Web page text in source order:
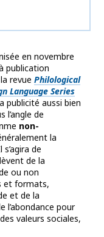
en novembre
publication
revue Philological
Language Series
publicité aussi bien
l’angle de
non-
la
de
de la
ou non
et formats,
et de la
l’abondance pour
valeurs sociales,